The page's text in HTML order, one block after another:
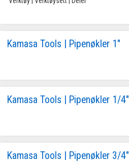
Kamasa Tools | Pipenøkler 1"
Kamasa Tools | Pipenøkler 1/4"
Kamasa Tools | Pipenøkler 3/4"